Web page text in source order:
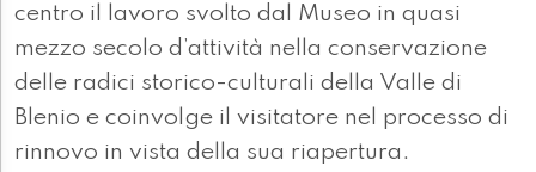
centro il lavoro svolto dal Museo in quasi
mezzo secolo d’attività nella conservazione
delle radici storico-culturali della Valle di
Blenio e coinvolge il visitatore nel processo di
rinnovo in vista della sua riapertura.